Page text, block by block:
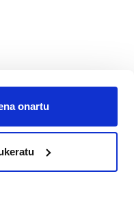
onartu